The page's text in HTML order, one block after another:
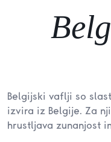
Belgijski vaflji so
izvira iz Belgije. Za
hrustljava zunanjost